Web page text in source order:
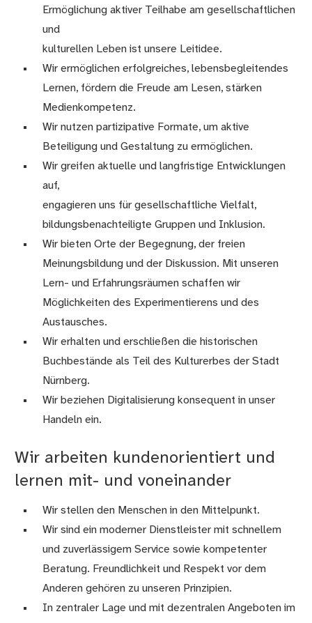
Ermöglichung aktiver Teilhabe am gesellschaftlichen
und
kulturellen Leben ist unsere Leitidee.
Wir ermöglichen erfolgreiches, lebensbegleitendes
Lernen, fördern die Freude am Lesen, stärken
Medienkompetenz.
Wir nutzen partizipative Formate, um aktive
Beteiligung und Gestaltung zu ermöglichen.
Wir greifen aktuelle und langfristige Entwicklungen
auf,
engagieren uns für gesellschaftliche Vielfalt,
bildungsbenachteiligte Gruppen und Inklusion.
Wir bieten Orte der Begegnung, der freien
Meinungsbildung und der Diskussion. Mit unseren
Lern- und Erfahrungsräumen schaffen wir
Möglichkeiten des Experimentierens und des
Austausches.
Wir erhalten und erschließen die historischen
Buchbestände als Teil des Kulturerbes der Stadt
Nürnberg.
Wir beziehen Digitalisierung konsequent in unser
Handeln ein.
Wir arbeiten kundenorientiert und
lernen mit- und voneinander
Wir stellen den Menschen in den Mittelpunkt.
Wir sind ein moderner Dienstleister mit schnellem
und zuverlässigem Service sowie kompetenter
Beratung. Freundlichkeit und Respekt vor dem
Anderen gehören zu unseren Prinzipien.
In zentraler Lage und mit dezentralen Angeboten im